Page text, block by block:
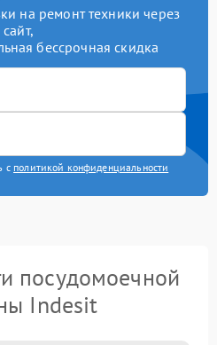
на ремонт техники через
сайт,
бессрочная скидка
с политикой конфиденциальности
посудомоечной
Indesit